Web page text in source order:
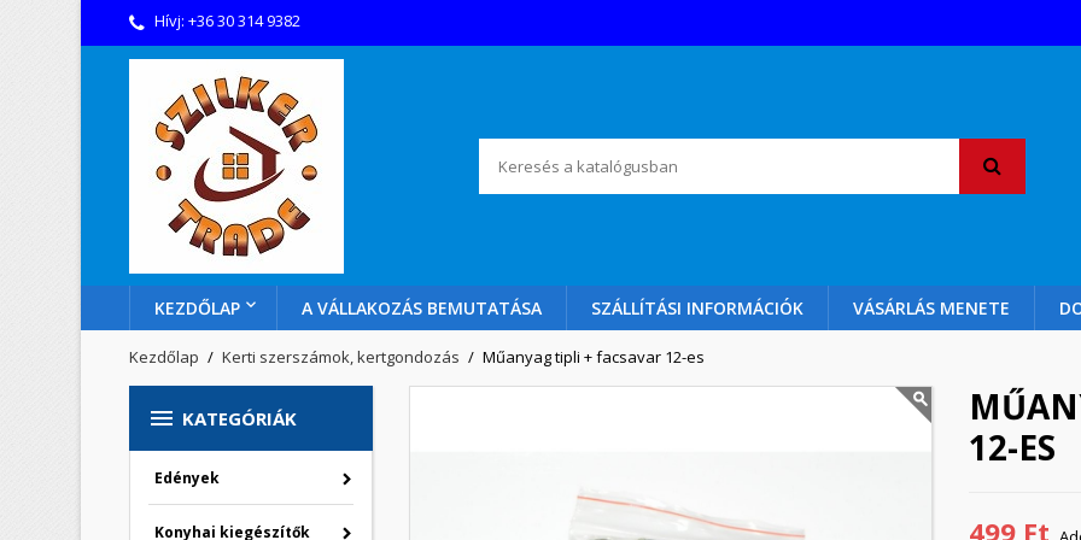
Hívj:+36 30 314 9382
KEZDŐLAP A VÁLLAKOZÁS BEMUTATÁSA SZÁLLÍTÁSI INFORMÁCIÓK VÁSÁRLÁS MENETE
Kezdőlap Kerti szerszámok, kertgondozás Műanyag tipli + facsavar 12-es
 KATEGÓRIÁK
Edények
Konyhai kiegészítők
12-ES
499 Ft